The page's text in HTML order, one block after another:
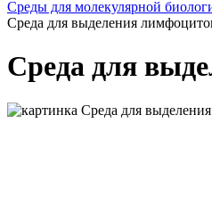
Среды для молекулярной
Среда для выделения
Среда для